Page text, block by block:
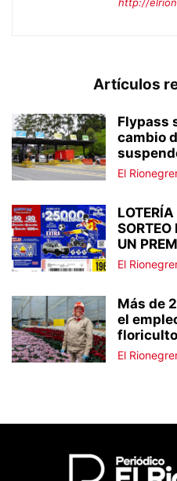
Artículos
Flypass
cambio
El
SORTEO
UN
El
Más de
el
El